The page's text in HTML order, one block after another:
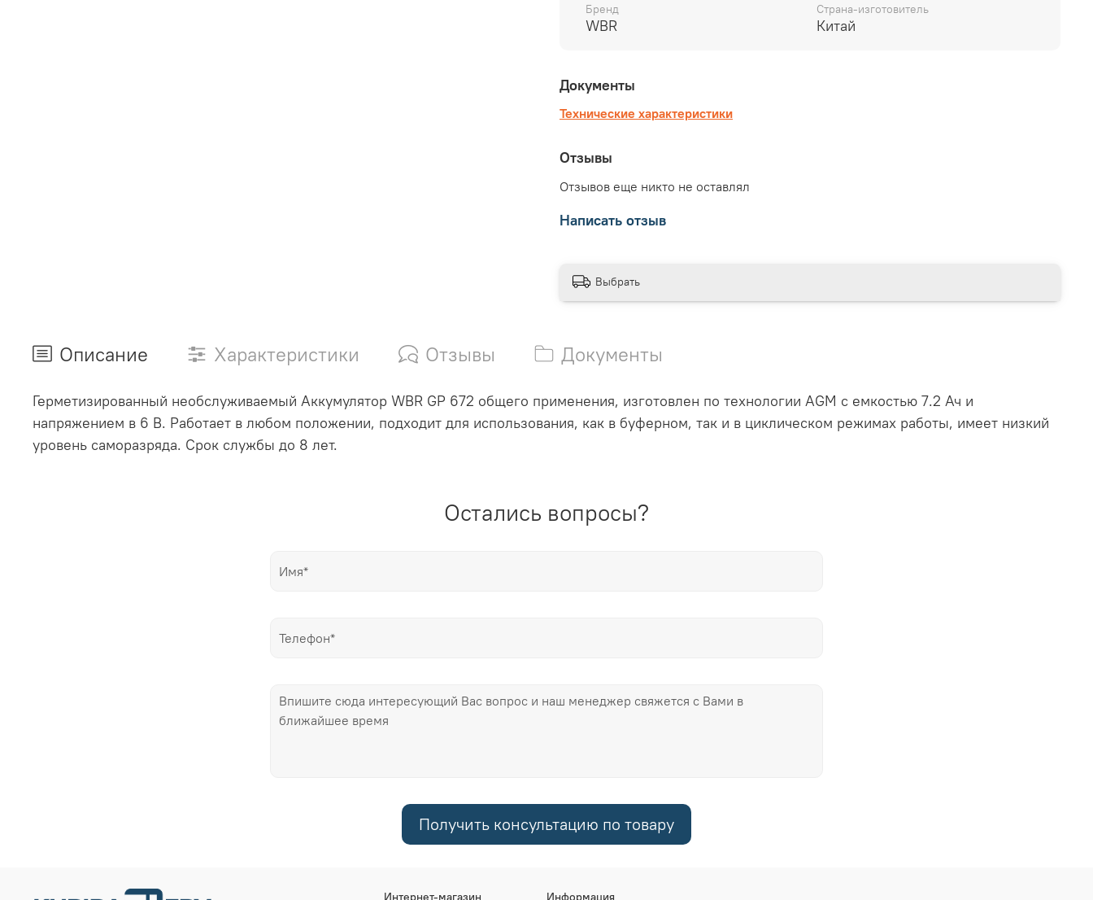
Бренд
WBR
Страна-изготовитель
Китай
Документы
Технические характеристики
Отзывы
Отзывов еще никто не оставлял
Написать отзыв
Выбрать
Описание Характеристики Отзывы Документы
Герметизированный необслуживаемый Аккумулятор WBR GP 672 общего применения, изготовлен по технологии AGM с емкостью 7.2 Ач и
напряжением в 6 В. Работает в любом положении, подходит для использования, как в буферном, так и в циклическом режимах работы, имеет низкий
уровень саморазряда. Срок службы до 8 лет.
Остались вопросы?
Получить консультацию по товару
Интернет-магазин Информация